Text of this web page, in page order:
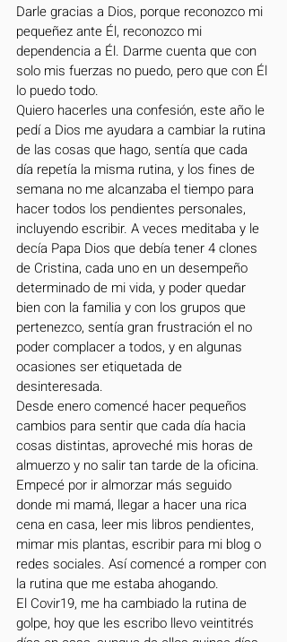
Darle gracias a Dios, porque reconozco mi
pequeñez ante Él, reconozco mi
dependencia a Él. Darme cuenta que con
solo mis fuerzas no puedo, pero que con Él
lo puedo todo.
Quiero hacerles una confesión, este año le
pedí a Dios me ayudara a cambiar la rutina
de las cosas que hago, sentía que cada
día repetía la misma rutina, y los fines de
semana no me alcanzaba el tiempo para
hacer todos los pendientes personales,
incluyendo escribir. A veces meditaba y le
decía Papa Dios que debía tener 4 clones
de Cristina, cada uno en un desempeño
determinado de mi vida, y poder quedar
bien con la familia y con los grupos que
pertenezco, sentía gran frustración el no
poder complacer a todos, y en algunas
ocasiones ser etiquetada de
desinteresada.
Desde enero comencé hacer pequeños
cambios para sentir que cada día hacia
cosas distintas, aproveché mis horas de
almuerzo y no salir tan tarde de la oficina.
Empecé por ir almorzar más seguido
donde mi mamá, llegar a hacer una rica
cena en casa, leer mis libros pendientes,
mimar mis plantas, escribir para mi blog o
redes sociales. Así comencé a romper con
la rutina que me estaba ahogando.
El Covir19, me ha cambiado la rutina de
golpe, hoy que les escribo llevo veintitrés